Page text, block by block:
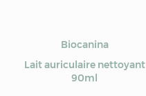
Biocanina
Lait auriculaire nettoyant
90ml